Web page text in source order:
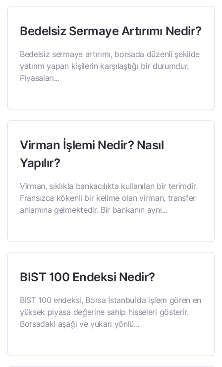
Bedelsiz Sermaye Artırımı Nedir?
Bedelsiz sermaye artırımı, borsada düzenli şekilde
yatırım yapan kişilerin karşılaştığı bir durumdur.
Piyasaları...
Virman İşlemi Nedir? Nasıl
Yapılır?
Virman, sıklıkla bankacılıkta kullanılan bir terimdir.
Fransızca kökenli bir kelime olan virman, transfer
anlamına gelmektedir. Bir bankanın aynı...
BIST 100 Endeksi Nedir?
BIST 100 endeksi, Borsa İstanbul’da işlem gören en
yüksek piyasa değerine sahip hisseleri gösterir.
Borsadaki aşağı ve yukarı yönlü...